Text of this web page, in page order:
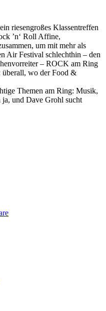
riesengroßes Klassentreffen
’n‘ Roll Affine,
um mit mehr als
Air Festival schlechthin – den
– ROCK am Ring
wo der Food &
Themen am Ring: Musik,
und Dave Grohl sucht